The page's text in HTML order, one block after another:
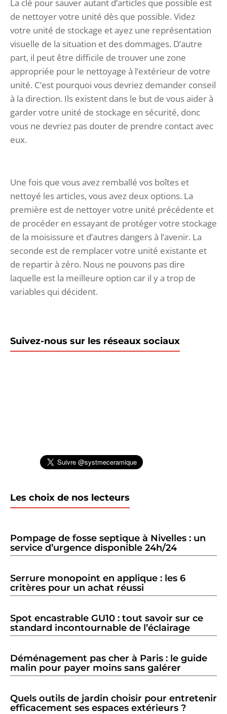
La clé pour sauver autant d’articles que possible est
de nettoyer votre unité dès que possible. Videz
votre unité de stockage et ayez une représentation
visuelle de la situation et des dommages. D’autre
part, il peut être difficile de trouver une zone
appropriée pour le nettoyage à l’extérieur de votre
unité. C’est pourquoi vous devriez demander conseil
à la direction. Ils existent dans le but de vous aider à
garder votre unité de stockage en sécurité, donc
vous ne devriez pas douter de prendre contact avec
eux.
Une fois que vous avez remballé vos boîtes et
nettoyé les articles, vous avez deux options. La
première est de nettoyer votre unité précédente et
de procéder en essayant de protéger votre stockage
de la moisissure et d’autres dangers à l’avenir. La
seconde est de remplacer votre unité existante et
de repartir à zéro. Nous ne pouvons pas dire
laquelle est la meilleure option car il y a trop de
variables qui décident.
Suivez-nous sur les réseaux sociaux
Les choix de nos lecteurs
Pompage de fosse septique à Nivelles : un
service d’urgence disponible 24h/24
Serrure monopoint en applique : les 6
critères pour un achat réussi
Spot encastrable GU10 : tout savoir sur ce
standard incontournable de l’éclairage
Déménagement pas cher à Paris : le guide
malin pour payer moins sans galérer
Quels outils de jardin choisir pour entretenir
efficacement ses espaces extérieurs ?